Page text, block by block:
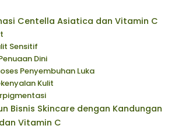
Centella Asiatica dan Vitamin C
Sensitif
Dini
Penyembuhan Luka
Kulit
Bisnis Skincare dengan Kandungan
Vitamin C